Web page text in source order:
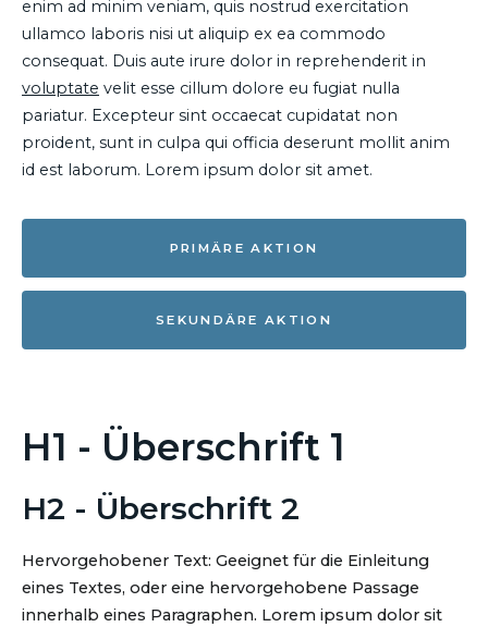
enim ad minim veniam, quis nostrud exercitation
ullamco laboris nisi ut aliquip ex ea commodo
consequat. Duis aute irure dolor in reprehenderit in
voluptate velit esse cillum dolore eu fugiat nulla
pariatur. Excepteur sint occaecat cupidatat non
proident, sunt in culpa qui officia deserunt mollit anim
id est laborum. Lorem ipsum dolor sit amet.
PRIMÄRE AKTION
SEKUNDÄRE AKTION
H1 - Überschrift 1
H2 - Überschrift 2
Hervorgehobener Text: Geeignet für die Einleitung
eines Textes, oder eine hervorgehobene Passage
innerhalb eines Paragraphen. Lorem ipsum dolor sit